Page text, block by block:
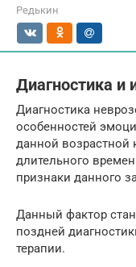
Редькин
Диагностика и
Диагностика
особенностей
данной возрастной
длительного
признаки данного
Данный фактор
поздней
терапии.